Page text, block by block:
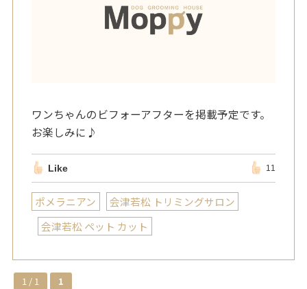
ワンちゃんのビフォーアフターを掲載予定です。
お楽しみに♪
Like 11
ポメラニアン
会津若松 トリミングサロン
会津若松 ペット カット
1 / 1 1